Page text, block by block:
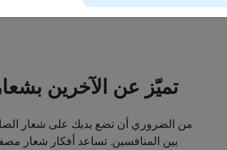
تميّز عن الآخرين
من الضروري أن تضع يديك على شعار
بين المنافسين. تساعد أفكار شعار